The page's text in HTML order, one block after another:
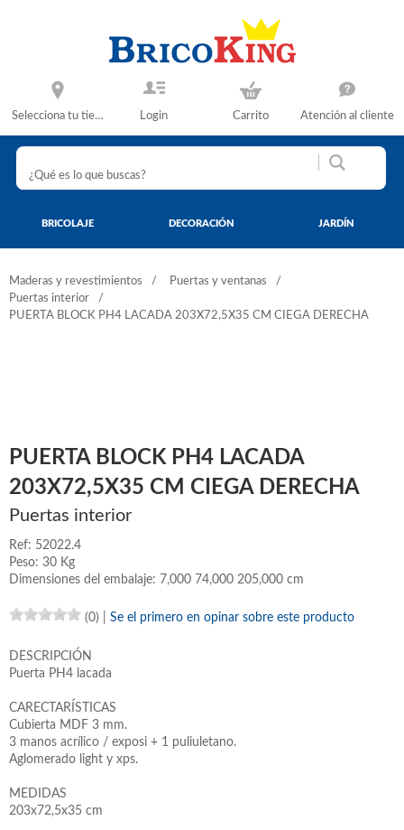
Selecciona tu tienda Login Carrito Atención al cliente
BRICOLAJE DECORACIÓN JARDÍN
Maderas y revestimientos
Puertas y ventanas
Puertas interior
PUERTA BLOCK PH4 LACADA 203X72,5X35 CM CIEGA DERECHA
PUERTA BLOCK PH4 LACADA
203X72,5X35 CM CIEGA DERECHA
Puertas interior
Ref: 52022.4
Peso: 30 Kg
Dimensiones del embalaje: 7,000 74,000 205,000 cm
(0) Se el primero en opinar sobre este producto
DESCRIPCIÓN
Puerta PH4 lacada
CARECTARÍSTICAS
Cubierta MDF 3 mm.
3 manos acrílico / exposi + 1 puliuletano.
Aglomerado light y xps.
MEDIDAS
203x72,5x35 cm